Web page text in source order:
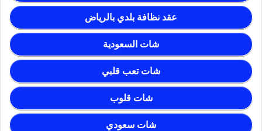
عقد نظافة بلدي بالرياض
شات السعودية
شات تعب قلبي
شات قلوب
شات سعودي